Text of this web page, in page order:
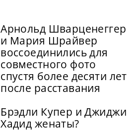
Арнольд Шварценеггер
и Мария Шрайвер
воссоединились для
совместного фото
спустя более десяти лет
после расставания
Брэдли Купер и Джиджи
Хадид женаты?